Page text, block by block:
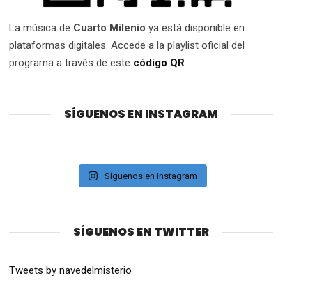
La música de Cuarto Milenio ya está disponible en
plataformas digitales. Accede a la playlist oficial del
programa a través de este código QR
SÍGUENOS EN INSTAGRAM
Síguenos en Instagram
SÍGUENOS EN TWITTER
Tweets by navedelmisterio